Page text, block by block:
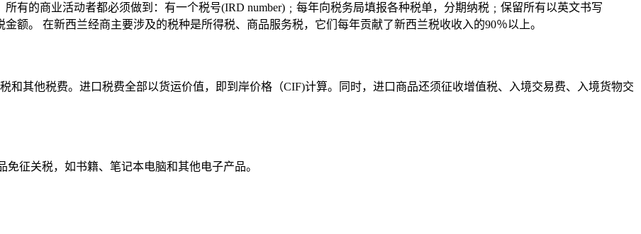
有的商业活动者都必须做到：有一个税号(IRD number)﹔每年向税务局填报各种税单，分期纳税﹔保留所有以英文书写
额。 在新西兰经商主要涉及的税种是所得税、商品服务税，它们每年贡献了新西兰税收收入的90％以上。
和其他税费。进口税费全部以货运价值，即到岸价格（CIF)计算。同时，进口商品还须征收增值税、入境交易费、入境货物交
征关税，如书籍、笔记本电脑和其他电子产品。